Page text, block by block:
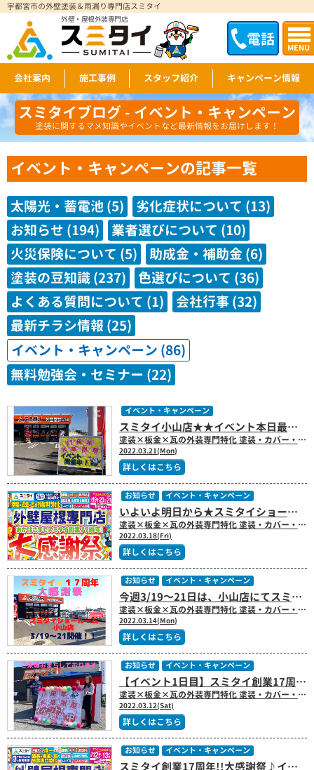
電話 MENU
宇都宮市の外壁塗装＆雨漏り専門店スミタイ
外壁・屋根外装専門店
会社案内 施工事例 スタッフ紹介 キャンペーン情報
スミタイブログ - イベント・キャンペーン
塗装に関するマメ知識やイベントなど最新情報をお届けします！
イベント・キャンペーンの記事一覧
太陽光・蓄電池 (5)
劣化症状について (13)
お知らせ (194)
業者選びについて (10)
火災保険について (5)
助成金・補助金 (6)
塗装の豆知識 (237)
色選びについて (36)
よくある質問について (1)
会社行事 (32)
最新チラシ情報 (25)
イベント・キャンペーン (86)
無料勉強会・セミナー (22)
スミタイ小山店★★イベント本日最終日です!! ｜栃木県小山市 塗装×板金×瓦の外装専門店のスミタイ（住泰）
塗装×板金×瓦の外装専門特化 塗装・カバー・葺き替え・瓦工事・雨漏り補修・コーキング工事・アパートマンション塗装 外壁屋根専門店のスミタイです(^^)/ 本日のブログ担当する中村です!! みなさん、こんにちわ!!スミタイショールーム小山店からです(^^)/ いよいよ、本日スミタイ１７周年★大感謝祭も終了です(>_<) まだ、本日ご来場相談予約枠はありますので可能です!! スミタイは塗装だけでなく!!板金や瓦も専門としております(^^)/ お家の外装のささいなお困りごとなどの相談も是非、お気軽にお越しくださいませ～
2022.03.21(Mon)
詳しくはこちら
イベント・キャンペーン
いよいよ明日から★スミタイショールーム小山店で大感謝祭イベント開催します!!
塗装×板金×瓦の外装専門特化 塗装・カバー・葺き替え・瓦工事・雨漏り補修・コーキング工事・アパートマンション塗装 外壁屋根専門店のスミタイです(^^)/ 本日のブログ担当する中村です!! スミタイ創業１７周年★大感謝祭!! 明日から３日間限定でスミタイショールーム小山店でイベント開催いたします(^_-)-☆先週は、宇都宮市の２店舗で開催させていただきました!! 来場できなかった方も今週もチャンスでございます(^^)/ コロナに負けるな!!がんばろう栃木!!栃木県の特典まつり(^^)/ こちらの来場特典は、宇都宮市にある揚げもちで有名な
2022.03.18(Fri)
詳しくはこちら
お知らせ イベント・キャンペーン
今週3/19～21日は、小山店にてスミタイ創業17周年!!大感謝祭♪開催します｜栃木県小山市 塗装×板金×瓦の外装専門店のスミタイ（住泰）
塗装×板金×瓦の外装専門特化 塗装・カバー・葺き替え・瓦工事・雨漏り補修・コーキング工事・アパートマンション塗装 外壁屋根専門店のスミタイです(^^)/ 本日のブログ担当する中村です!! みなさん、こんにちわ(^^)/ 先週末は、宇都宮市２店舗スミタイショールーム店にてスミタイ創業１７周年★彡大感謝祭を開催させていただきました!! ご来場いただきました皆様、ありがとうございました
2022.03.14(Mon)
詳しくはこちら
お知らせ イベント・キャンペーン
【イベント1日目】スミタイ創業17周年!!大感謝祭♪｜栃木県宇都宮市 塗装×板金×瓦の外装専門店のスミタイ（住泰）
塗装×板金×瓦の外装専門特化 塗装・カバー・葺き替え・瓦工事・雨漏り補修・コーキング工事・アパートマンション塗装 外壁屋根専門店のスミタイです(^^)/ 本日のブログ担当する中村です!! みなさん、こんにちわ(^^)/
2022.03.12(Sat)
詳しくはこちら
お知らせ イベント・キャンペーン
スミタイ創業17周年!!大感謝祭♪イベント開催します!! ｜栃木県宇都宮市 塗装×板金×瓦の外装専門店のスミタイ（住泰）
お知らせ イベント・キャンペーン